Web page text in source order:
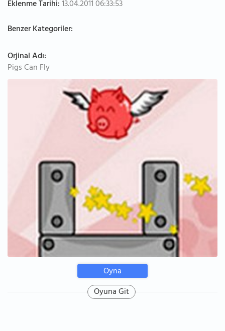
Eklenme Tarihi:13.04.2011 06:33:53
Benzer Kategoriler:
Orjinal Adı:
Pigs Can Fly
Oyna
Oyuna Git